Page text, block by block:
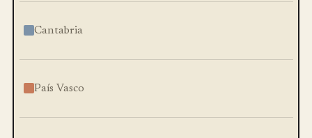
Cantabria
País Vasco